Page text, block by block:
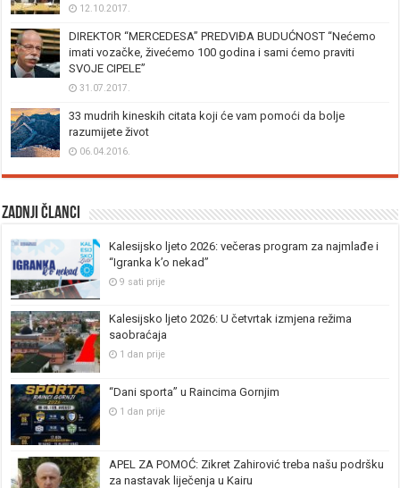
12.10.2017.
DIREKTOR “MERCEDESA” PREDVIĐA BUDUĆNOST “Nećemo
imati vozačke, živećemo 100 godina i sami ćemo praviti
SVOJE CIPELE”
31.07.2017.
33 mudrih kineskih citata koji će vam pomoći da bolje
razumijete život
06.04.2016.
Zadnji članci
Kalesijsko ljeto 2026: večeras program za najmlađe i
“Igranka k’o nekad”
9 sati prije
Kalesijsko ljeto 2026: U četvrtak izmjena režima
saobraćaja
1 dan prije
“Dani sporta” u Raincima Gornjim
1 dan prije
APEL ZA POMOĆ: Zikret Zahirović treba našu podršku
za nastavak liječenja u Kairu